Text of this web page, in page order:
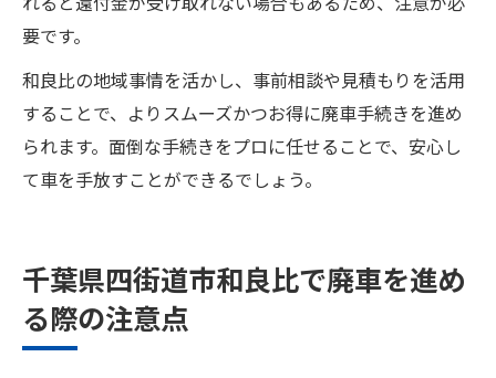
要です。
和良比の地域事情を活かし、事前相談や見積もりを活用
することで、よりスムーズかつお得に廃車手続きを進め
られます。面倒な手続きをプロに任せることで、安心し
て車を手放すことができるでしょう。
千葉県四街道市和良比で廃車を進め
る際の注意点